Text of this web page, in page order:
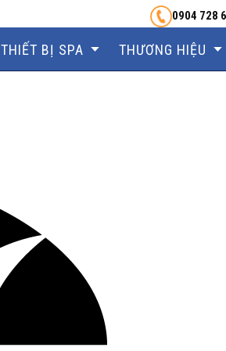
0904 728
THIẾT BỊ SPA THƯƠNG HIỆU